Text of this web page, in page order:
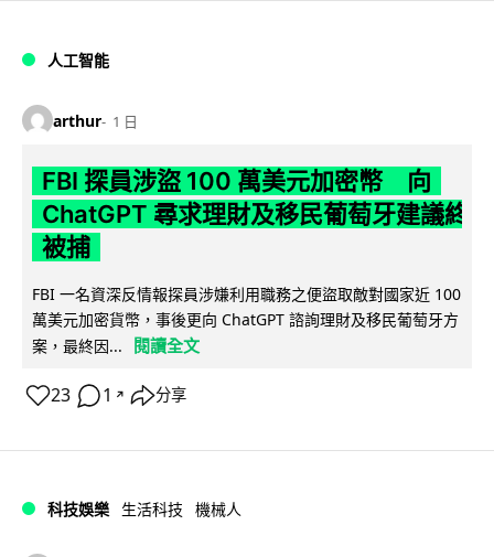
人工智能
arthur 1 日
FBI 探員涉盜 100 萬美元加密幣 向
ChatGPT 尋求理財及移民葡萄牙建議終
被捕
FBI 一名資深反情報探員涉嫌利用職務之便盜取敵對國家近 100
萬美元加密貨幣，事後更向 ChatGPT 諮詢理財及移民葡萄牙方
案，最終因...
閱讀全文
23 1 ↗ 分享
科技娛樂 生活科技 機械人